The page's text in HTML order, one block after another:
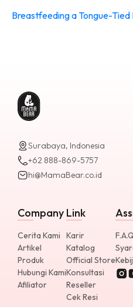
Breastfeeding a Tongue-
Surabaya, Indonesia
+62 888-869-5757
hi@MamaBear.co.id
Company
Cerita Kami
Artikel
Produk
Hubungi Kami
Afiliator
Link
Karir
Katalog
Official Store
Konsultasi
Reseller
Cek Resi